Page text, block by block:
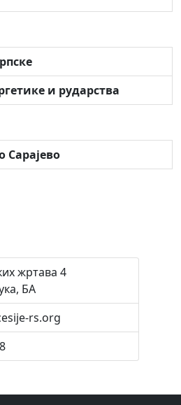
и рударства
Сарајево
жртава 4
БА
rs.org